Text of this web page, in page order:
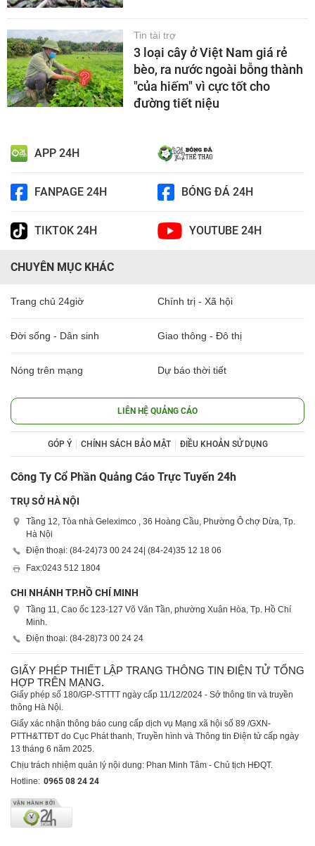
Tin tài trợ
3 loại cây ở Việt Nam giá rẻ
bèo, ra nước ngoài bỗng thành
"của hiếm" vì cực tốt cho
đường tiết niệu
APP 24H
FANPAGE 24H BÓNG ĐÁ 24H
TIKTOK 24H YOUTUBE 24H
CHUYÊN MỤC KHÁC
Trang chủ 24giờ Chính trị - Xã hội
Đời sống - Dân sinh Giao thông - Đô thị
Nóng trên mạng Dự báo thời tiết
LIÊN HỆ QUẢNG CÁO
GÓP Ý CHÍNH SÁCH BẢO MẬT ĐIỀU KHOẢN SỬ DỤNG
Công Ty Cổ Phần Quảng Cáo Trực Tuyến 24h
TRỤ SỞ HÀ NỘI
Tầng 12, Tòa nhà Geleximco , 36 Hoàng Cầu, Phường Ô chợ Dừa, Tp.
Hà Nội
Điện thoại: (84-24)73 00 24 24| (84-24)35 12 18 06
Fax:0243 512 1804
CHI NHÁNH TP.HỒ CHÍ MINH
Tầng 11, Cao ốc 123-127 Võ Văn Tần, phường Xuân Hòa, Tp. Hồ Chí
Minh.
Điện thoại: (84-28)73 00 24 24
GIẤY PHÉP THIẾT LẬP TRANG THÔNG TIN ĐIỆN TỬ TỔNG
HỢP TRÊN MẠNG.
Giấy phép số 180/GP-STTTT ngày cấp 11/12/2024 - Sở thông tin và truyền
thông Hà Nội.
Giấy xác nhận thông báo cung cấp dịch vụ Mạng xã hội số 89 /GXN-
PTTH&TTĐT do Cục Phát thanh, Truyền hình và Thông tin Điện tử cấp ngày
13 tháng 6 năm 2025.
Chịu trách nhiệm quản lý nội dung: Phan Minh Tâm - Chủ tịch HĐQT.
Hotline: 0965 08 24 24